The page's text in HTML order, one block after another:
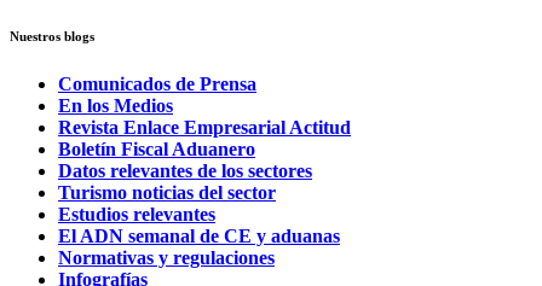
Nuestros blogs
Comunicados de Prensa
En los Medios
Revista Enlace Empresarial Actitud
Boletín Fiscal Aduanero
Datos relevantes de los sectores
Turismo noticias del sector
Estudios relevantes
El ADN semanal de CE y aduanas
Normativas y regulaciones
Infografías